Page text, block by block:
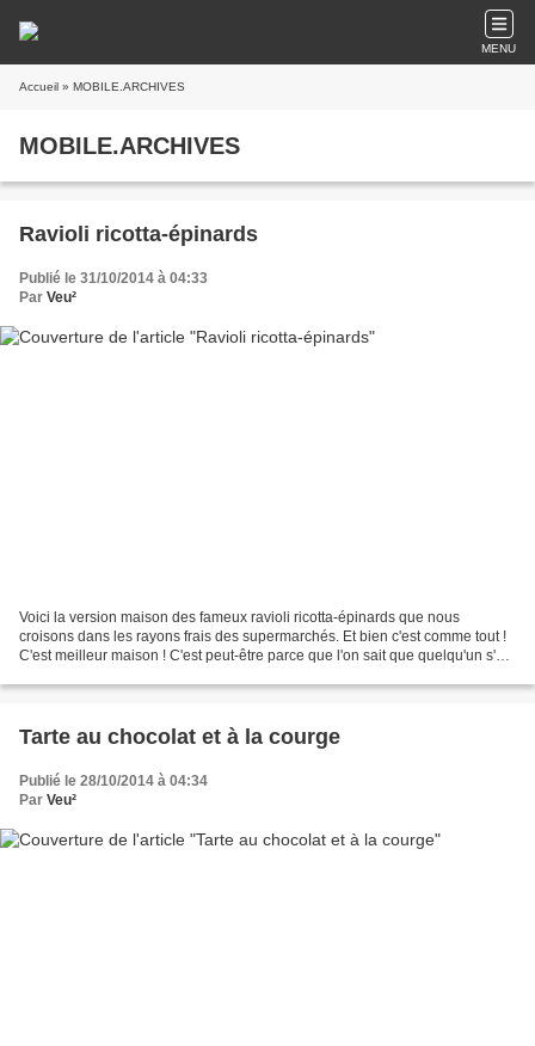
MENU
Accueil » MOBILE.ARCHIVES
MOBILE.ARCHIVES
Ravioli ricotta-épinards
Publié le 31/10/2014 à 04:33
Par Veu²
Voici la version maison des fameux ravioli ricotta-épinards que nous
croisons dans les rayons frais des supermarchés. Et bien c'est comme tout !
C'est meilleur maison ! C'est peut-être parce que l'on sait que quelqu'un s'est
Tarte au chocolat et à la courge
Publié le 28/10/2014 à 04:34
Par Veu²